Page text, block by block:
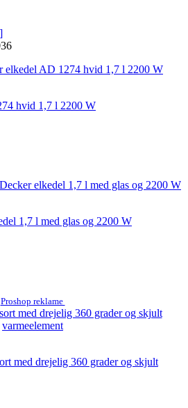
hvid 1,7 l 2200 W
1,7 l med glas og 2200 W
Proshop reklame
med drejelig 360 grader og skjult